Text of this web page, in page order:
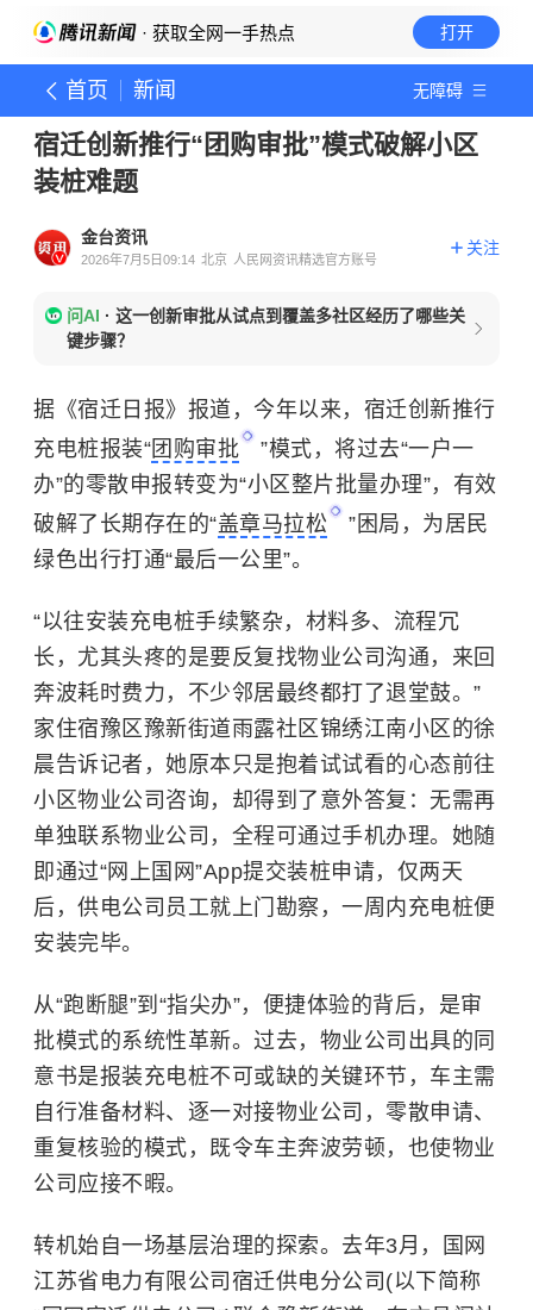
· 获取全网一手热点 打开
首页 新闻 无障碍
宿迁创新推行“团购审批”模式破解小区
装桩难题
金台资讯
2026年7月5日09:14 北京 人民网资讯精选官方账号
关注
问AI · 这一创新审批从试点到覆盖多社区经历了哪些关
键步骤？
据《宿迁日报》报道，今年以来，宿迁创新推行
充电桩报装“团购审批
”模式，将过去“一户一
办”的零散申报转变为“小区整片批量办理”，有效
破解了长期存在的“盖章马拉松
”困局，为居民
绿色出行打通“最后一公里”。
“以往安装充电桩手续繁杂，材料多、流程冗
长，尤其头疼的是要反复找物业公司沟通，来回
奔波耗时费力，不少邻居最终都打了退堂鼓。”
家住宿豫区豫新街道雨露社区锦绣江南小区的徐
晨告诉记者，她原本只是抱着试试看的心态前往
小区物业公司咨询，却得到了意外答复：无需再
单独联系物业公司，全程可通过手机办理。她随
即通过“网上国网”App提交装桩申请，仅两天
后，供电公司员工就上门勘察，一周内充电桩便
安装完毕。
从“跑断腿”到“指尖办”，便捷体验的背后，是审
批模式的系统性革新。过去，物业公司出具的同
意书是报装充电桩不可或缺的关键环节，车主需
自行准备材料、逐一对接物业公司，零散申请、
重复核验的模式，既令车主奔波劳顿，也使物业
公司应接不暇。
转机始自一场基层治理的探索。去年3月，国网
江苏省电力有限公司宿迁供电分公司(以下简称